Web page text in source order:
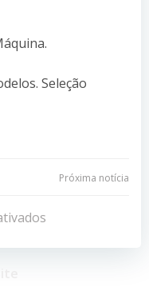
Seleção
Próxima notícia